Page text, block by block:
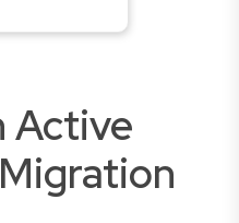
Active